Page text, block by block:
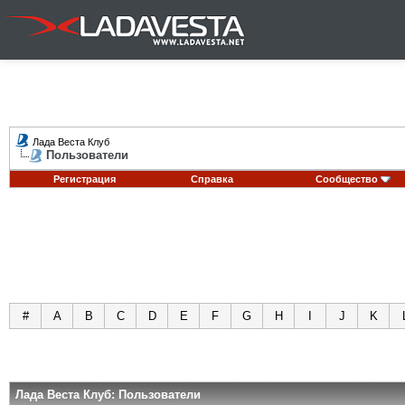
Лада Веста Клуб
Пользователи
Регистрация Справка Сообщество
# A B C D E F G H J K
Лада Веста Клуб: Пользователи